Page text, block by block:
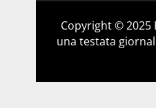
Copyright © 2025
una testata